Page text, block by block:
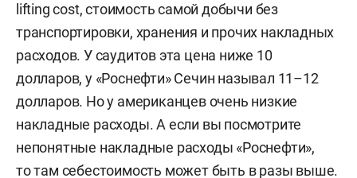
lifting cost, стоимость самой добычи без
транспортировки, хранения и прочих накладных
расходов. У саудитов эта цена ниже 10
долларов, у «Роснефти» Сечин называл 11–12
долларов. Но у американцев очень низкие
накладные расходы. А если вы посмотрите
непонятные накладные расходы «Роснефти»,
то там себестоимость может быть в разы выше.